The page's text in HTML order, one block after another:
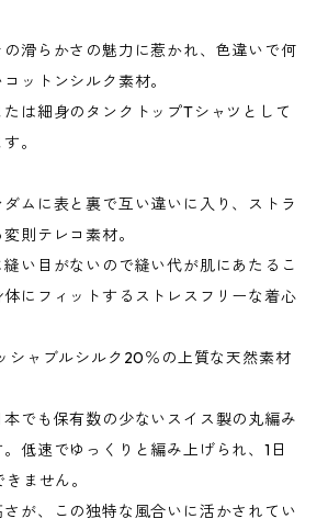
滑らかさの魅力に惹かれ、色違いで何
ットンシルク素材。
は細身のタンクトップTシャツとして
。
ムに表と裏で互い違いに入り、ストラ
則テレコ素材。
い目がないので縫い代が肌にあたるこ
体にフィットするストレスフリーな着心
シャブルシルク20％の上質な天然素材
でも保有数の少ないスイス製の丸編み
低速でゆっくりと編み上げられ、1日
ません。
が、この独特な風合いに活かされてい